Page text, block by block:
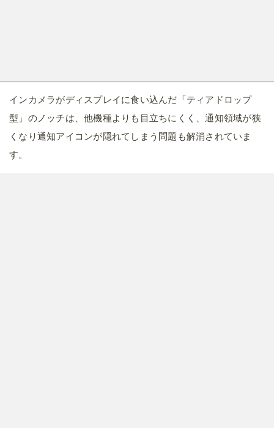
インカメラがディスプレイに食い込んだ「ティアドロップ
型」のノッチは、他機種よりも目立ちにくく、通知領域が狭
くなり通知アイコンが隠れてしまう問題も解消されていま
す。